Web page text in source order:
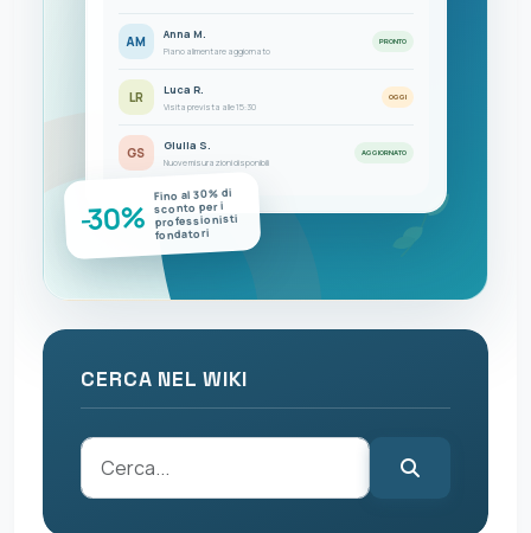
AM Anna M.
Piano alimentare aggiornato
PRONTO
LR Luca R.
Visita prevista alle 15:30
OGGI
GS Giulia S.
Nuove misurazioni disponibili
AGGIORNATO
-30%
Fino al 30% di
sconto per i
professionisti
fondatori
CERCA NEL WIKI